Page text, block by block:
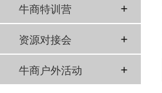
牛商特训营
资源对接会
牛商户外活动